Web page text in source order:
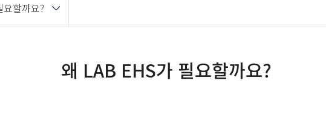
할까요?
왜 LAB EHS가 필요할까요?